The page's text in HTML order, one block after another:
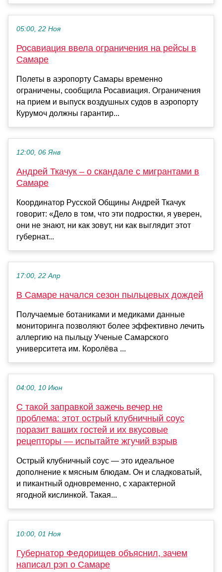
05:00, 22 Ноя
Росавиация ввела ограничения на рейсы в
Самаре
Полеты в аэропорту Самары временно
ограничены, сообщила Росавиация. Ограничения
на прием и выпуск воздушных судов в аэропорту
Курумоч должны гарантир...
12:00, 06 Янв
Андрей Ткачук – о скандале с мигрантами в
Самаре
Координатор Русской Общины Андрей Ткачук
говорит: «Дело в том, что эти подростки, я уверен,
они не знают, ни как зовут, ни как выглядит этот
губернат...
17:00, 22 Апр
В Самаре начался сезон пыльцевых дождей
Получаемые ботаниками и медиками данные
мониторинга позволяют более эффективно лечить
аллергию на пыльцу Ученые Самарского
университета им. Королёва ...
04:00, 10 Июн
С такой заправкой зажечь вечер не
проблема: этот острый клубничный соус
поразит ваших гостей и их вкусовые
рецепторы — испытайте жгучий взрыв
Острый клубничный соус — это идеальное
дополнение к мясным блюдам. Он и сладковатый,
и пикантный одновременно, с характерной
ягодной кислинкой. Такая...
10:00, 01 Ноя
Губернатор Федорищев объяснил, зачем
написал рэп о Самаре